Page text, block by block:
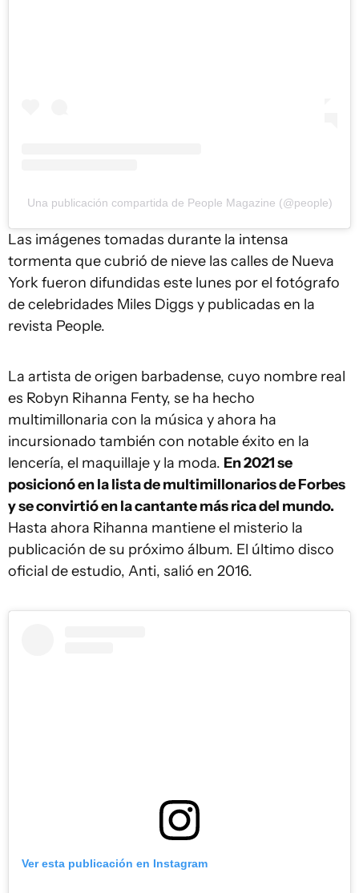
Una publicación compartida de People Magazine (@people)
Las imágenes tomadas durante la intensa
tormenta que cubrió de nieve las calles de Nueva
York fueron difundidas este lunes por el fotógrafo
de celebridades Miles Diggs y publicadas en la
revista People.
La artista de origen barbadense, cuyo nombre real
es Robyn Rihanna Fenty, se ha hecho
multimillonaria con la música y ahora ha
incursionado también con notable éxito en la
lencería, el maquillaje y la moda. En 2021 se
posicionó en la lista de multimillonarios de Forbes
y se convirtió en la cantante más rica del mundo.
Hasta ahora Rihanna mantiene el misterio la
publicación de su próximo álbum. El último disco
oficial de estudio, Anti, salió en 2016.
Ver esta publicación en Instagram